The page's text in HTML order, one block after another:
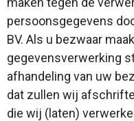
persoonsgegevens
BV. Als u bezwaar
gegevensverwerking
afhandeling van uw
dat zullen wij
die wij (laten)